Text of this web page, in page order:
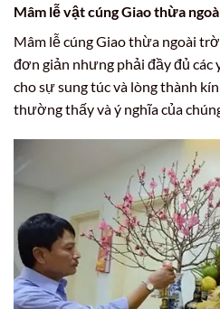
Mâm lễ vật cúng Giao thừa
Mâm lễ cúng Giao thừa ngoài
đơn giản nhưng phải đầy đủ
cho sự sung túc và lòng thành
thường thấy và ý nghĩa của